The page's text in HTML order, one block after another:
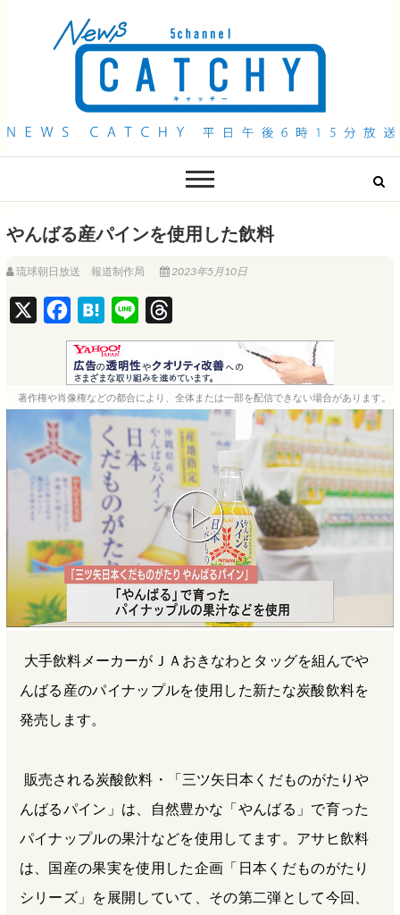
QAB NEWS Headline
やんばる産パインを使用した飲料
琉球朝日放送 報道制作局 2023年5月10日
a
c
e
o
k
H
a
t
e
n
a
i
n
e
h
r
e
a
d
s
著作権や肖像権などの都合により、全体または一部を配信できない場合があります。
大手飲料メーカーがＪＡおきなわとタッグを組んでや
んばる産のパイナップルを使用した新たな炭酸飲料を
発売します。
販売される炭酸飲料・「三ツ矢日本くだものがたりや
んばるパイン」は、自然豊かな「やんばる」で育った
パイナップルの果汁などを使用してます。アサヒ飲料
は、国産の果実を使用した企画「日本くだものがたり
シリーズ」を展開していて、その第二弾として今回、